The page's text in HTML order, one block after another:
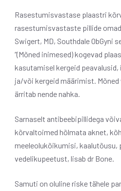
Rasestumisvastase plaastri
rasestumisvastaste pillide
Swigert, MD, Southdale ObGyni
“(Mõned inimesed) kogevad
kasutamisel kergeid
ja/või kergeid määrimist.
ärritab nende nahka.
Sarnaselt antibeebipillidega
kõrvaltoimed hõlmata aknet,
meeleolukõikumisi, kaalutõusu,
vedelikupeetust, lisab dr Bone.
Samuti on oluline riske tähele